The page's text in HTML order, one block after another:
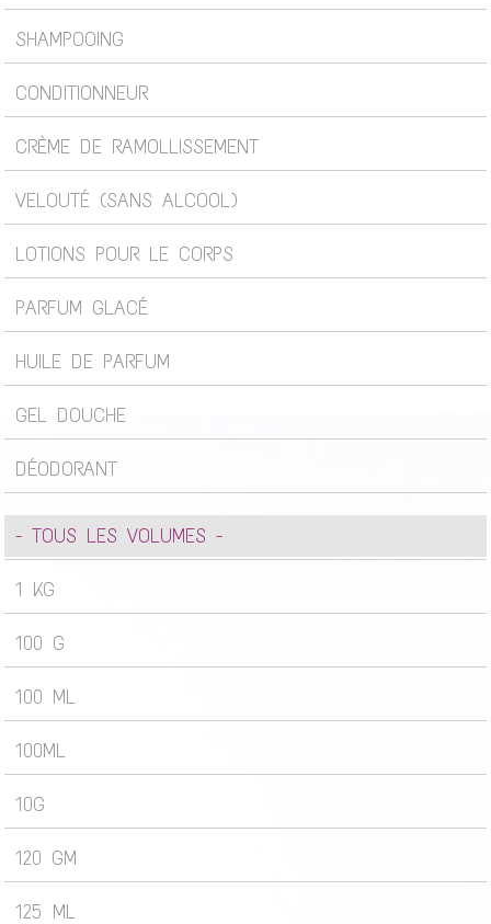
SHAMPOOING
CONDITIONNEUR
CRÈME DE RAMOLLISSEMENT
VELOUTÉ (SANS ALCOOL)
LOTIONS POUR LE CORPS
PARFUM GLACÉ
HUILE DE PARFUM
GEL DOUCHE
DÉODORANT
- TOUS LES VOLUMES -
1 KG
100 G
100 ML
100ML
10G
120 GM
125 ML